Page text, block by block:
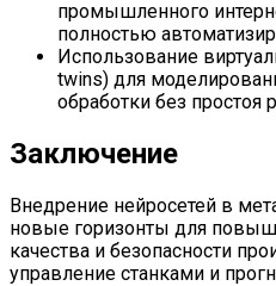
промышленного
полностью
Использование
twins) для
обработки без простоя
Заключение
Внедрение нейросетей в
новые горизонты для
качества и безопасности
управление станками и